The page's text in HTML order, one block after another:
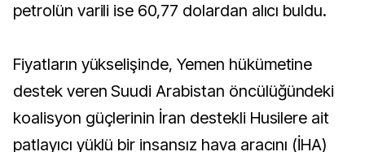
petrolün varili ise 60,77 dolardan alıcı buldu.
Fiyatların yükselişinde, Yemen hükümetine
destek veren Suudi Arabistan öncülüğündeki
koalisyon güçlerinin İran destekli Husilere ait
patlayıcı yüklü bir insansız hava aracını (İHA)